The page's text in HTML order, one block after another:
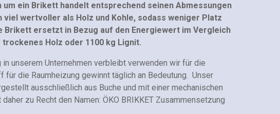
ein Brikett handelt entsprechend seinen Abmessungen
wertvoller als Holz und Kohle, sodass weniger Platz
Brikett ersetzt in Bezug auf den Energiewert im Vergleich
trockenes Holz oder 1100 kg Lignit.
unserem Unternehmen verbleibt verwenden wir für die
die Raumheizung gewinnt täglich an Bedeutung. Unser
ausschließlich aus Buche und mit einer mechanischen
zu Recht den Namen: ÖKO BRIKKET Zusammensetzung